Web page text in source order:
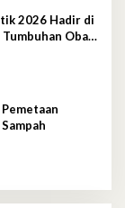
2026 Hadir di
Obat